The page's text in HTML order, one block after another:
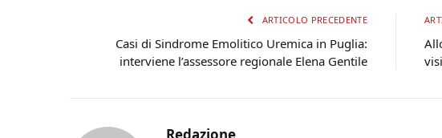
ARTICOLO PRECEDENTE
Casi di Sindrome Emolitico Uremica in Puglia:
interviene l’assessore regionale Elena Gentile
Redazione